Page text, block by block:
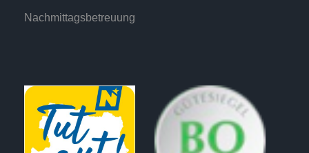
Nachmittagsbetreuung